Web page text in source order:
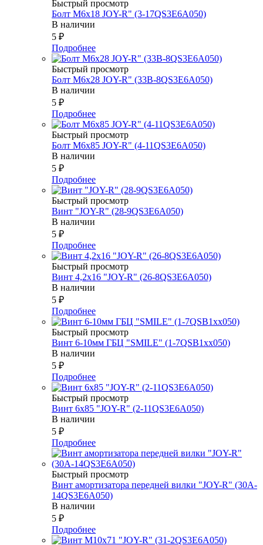
Быстрый просмотр
Болт М6х18 JOY-R" (3-17QS3E6A050)
В наличии
5 ₽
Подробнее
Быстрый просмотр
Болт М6х28 JOY-R" (33В-8QS3E6A050)
В наличии
5 ₽
Подробнее
Быстрый просмотр
Болт М6х85 JOY-R" (4-11QS3E6A050)
В наличии
5 ₽
Подробнее
Быстрый просмотр
Винт "JOY-R" (28-9QS3E6A050)
В наличии
5 ₽
Подробнее
Быстрый просмотр
Винт 4,2х16 "JOY-R" (26-8QS3E6A050)
В наличии
5 ₽
Подробнее
Быстрый просмотр
Винт 6-10мм ГБЦ "SMILE" (1-7QSB1xx050)
В наличии
5 ₽
Подробнее
Быстрый просмотр
Винт 6х85 "JOY-R" (2-11QS3E6A050)
В наличии
5 ₽
Подробнее
Быстрый просмотр
Винт амортизатора передней вилки "JOY-R" (30A-
14QS3E6A050)
В наличии
5 ₽
Подробнее